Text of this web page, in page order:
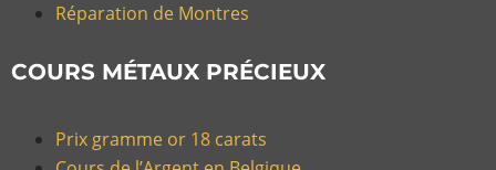
Réparation de Montres
COURS MÉTAUX PRÉCIEUX
Prix gramme or 18 carats